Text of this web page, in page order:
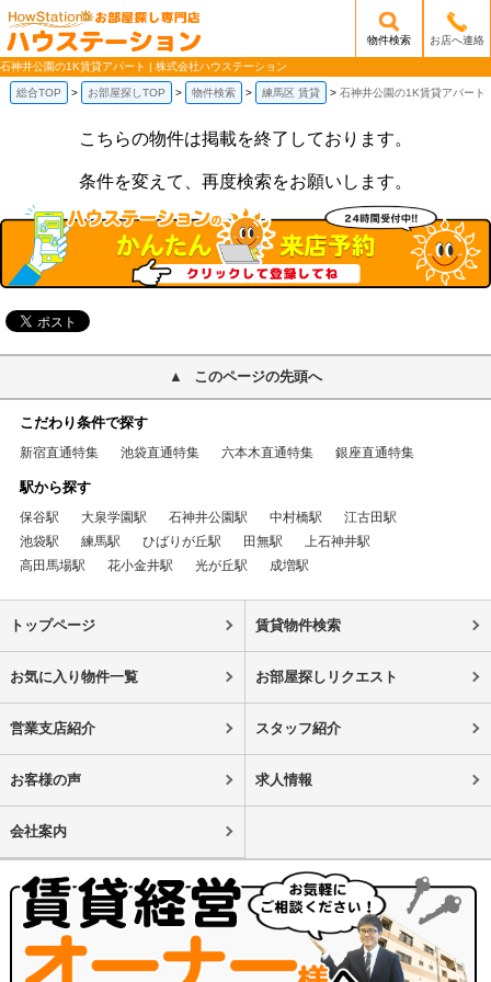
/mobile_img/head-logo.png
物件検索 お店へ連絡
石神井公園の1K賃貸アパート | 株式会社ハウステーション
総合TOP お部屋探しTOP 物件検索 練馬区 賃貸 石神井公園の1K賃貸アパート
こちらの物件は掲載を終了しております。
条件を変えて、再度検索をお願いします。
このページの先頭へ
こだわり条件で探す
新宿直通特集 池袋直通特集 六本木直通特集 銀座直通特集
駅から探す
保谷駅 大泉学園駅 石神井公園駅 中村橋駅
江古田駅
池袋駅
練馬駅 ひばりが丘駅 田無駅
上石神井駅
高田馬場駅
花小金井駅 光が丘駅 成増駅
トップページ 賃貸物件検索
お気に入り物件一覧 お部屋探しリクエスト
営業支店紹介 スタッフ紹介
お客様の声 求人情報
会社案内